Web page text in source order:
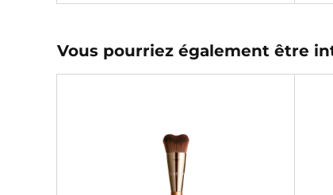
Vous pourriez également être